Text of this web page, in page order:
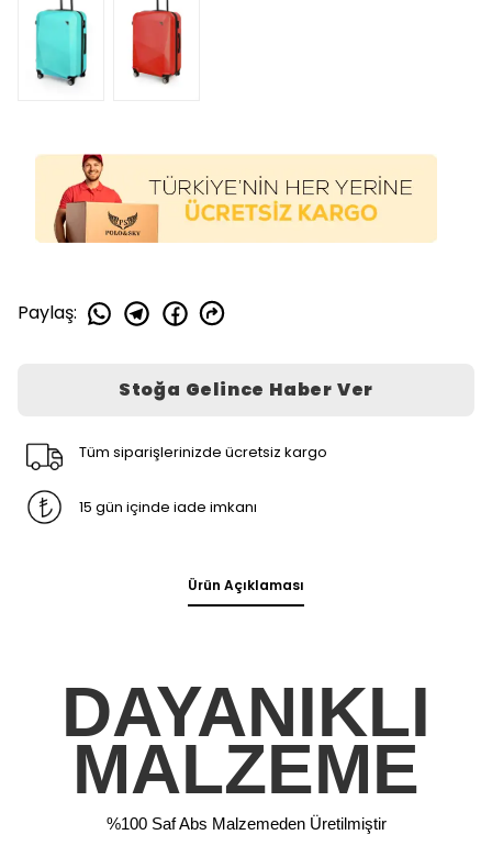
Paylaş:
Stoğa Gelince Haber Ver
Tüm siparişlerinizde ücretsiz kargo
15 gün içinde iade imkanı
Ürün Açıklaması
DAYANIKLI
MALZEME
%100 Saf Abs Malzemeden Üretilmiştir